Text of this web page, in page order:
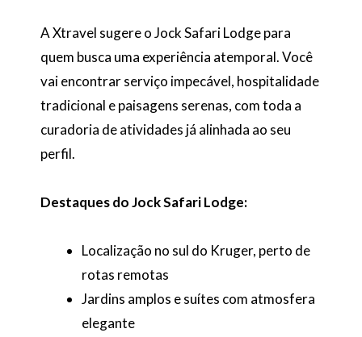
A Xtravel sugere o Jock Safari Lodge para
quem busca uma experiência atemporal. Você
vai encontrar serviço impecável, hospitalidade
tradicional e paisagens serenas, com toda a
curadoria de atividades já alinhada ao seu
perfil.
Destaques do Jock Safari Lodge:
Localização no sul do Kruger, perto de
rotas remotas
Jardins amplos e suítes com atmosfera
elegante